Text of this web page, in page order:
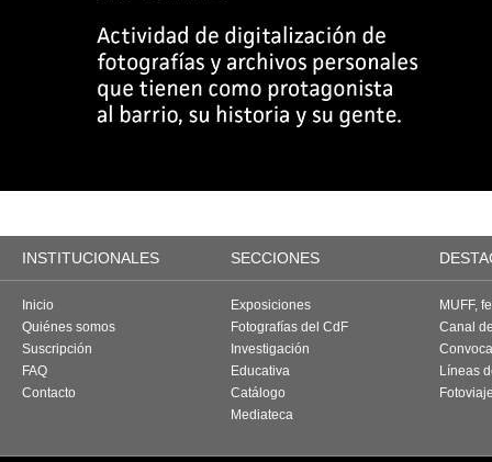
INSTITUCIONALES SECCIONES
Inicio
Quiénes somos
Suscripción
FAQ
Contacto
Exposiciones
Fotografías del CdF
Investigación
Educativa
Catálogo
Mediateca
MUFF,
Canal
Líneas